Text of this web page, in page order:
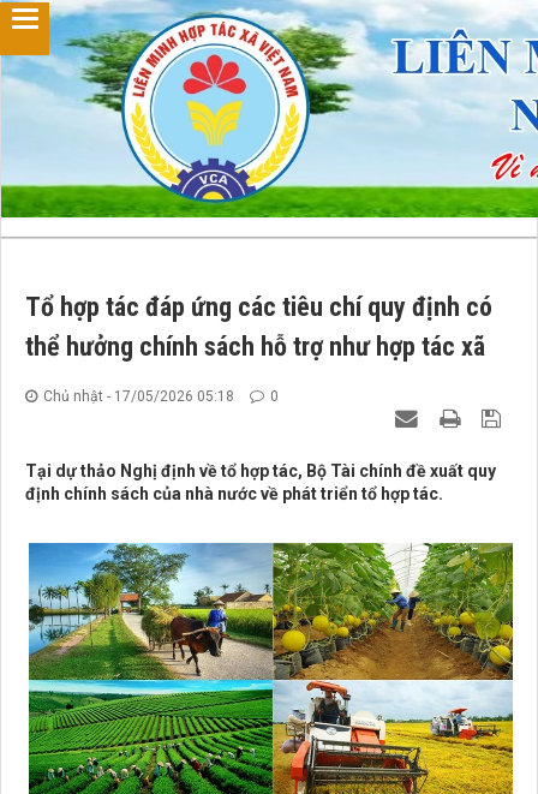
Tổ hợp tác đáp ứng các tiêu chí quy định có
thể hưởng chính sách hỗ trợ như hợp tác xã
Chủ nhật - 17/05/2026 05:18 0
Tại dự thảo Nghị định về tổ hợp tác, Bộ Tài chính đề xuất quy
định chính sách của nhà nước về phát triển tổ hợp tác.